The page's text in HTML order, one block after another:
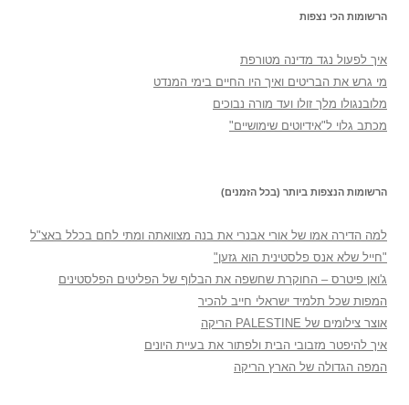
הרשומות הכי נצפות
איך לפעול נגד מדינה מטורפת
מי גרש את הבריטים ואיך היו החיים בימי המנדט
מלובנגולו מלך זולו ועד מורה נבוכים
מכתב גלוי ל"אידיוטים שימושיים"
הרשומות הנצפות ביותר (בכל הזמנים)
למה הדירה אמו של אורי אבנרי את בנה מצוואתה ומתי לחם בכלל באצ"ל
"חייל שלא אנס פלסטינית הוא גזען"
ג'ואן פיטרס – החוקרת שחשפה את הבלוף של הפליטים הפלסטינים
המפות שכל תלמיד ישראלי חייב להכיר
אוצר צילומים של PALESTINE הריקה
איך להיפטר מזבובי הבית ולפתור את בעיית היונים
המפה הגדולה של הארץ הריקה